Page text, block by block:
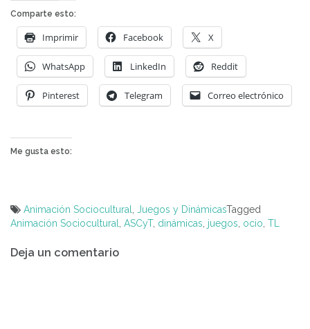
Comparte esto:
Imprimir Facebook X
WhatsApp LinkedIn Reddit
Pinterest Telegram Correo electrónico
Me gusta esto:
Animación Sociocultural Juegos y DinámicasTagged
Animación Sociocultural
ASCyT, dinámicas juegos ocio TL
de
Deja un comentario